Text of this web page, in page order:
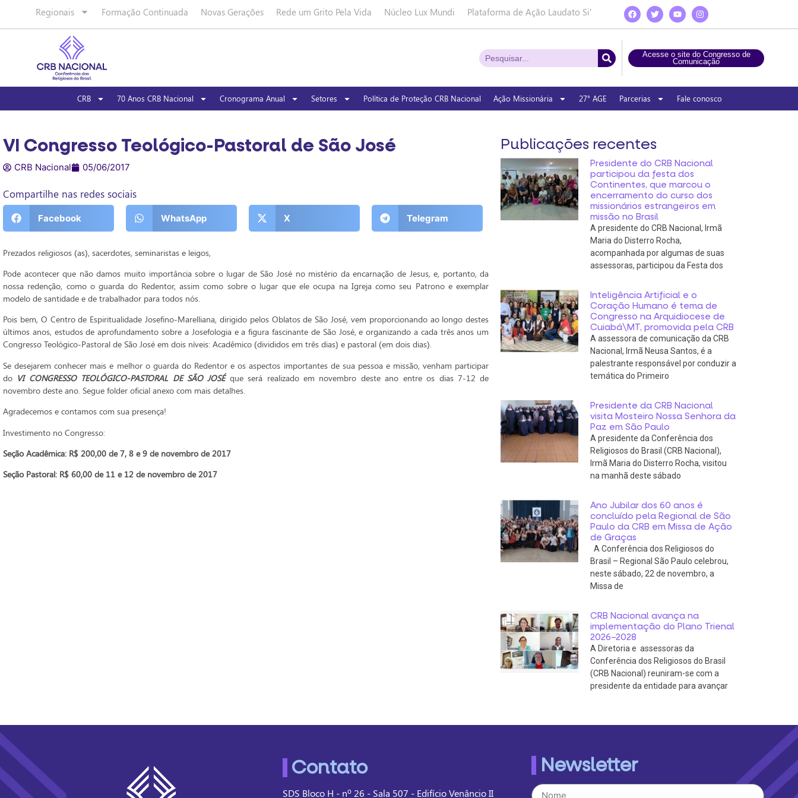
Regionais Formação Continuada Novas Gerações Rede um Grito Pela Vida Núcleo Lux Mundi Plataforma de Ação Laudato Si’
Acesse o site do Congresso de
Comunicação
CRB 70 Anos CRB Nacional Cronograma Anual Setores Política de Proteção CRB Nacional Ação Missionária 27° AGE Parcerias Fale conosco
VI Congresso Teológico-Pastoral de São José
CRB Nacional 05/06/2017
Compartilhe nas redes sociais
Facebook WhatsApp X Telegram
Prezados religiosos (as), sacerdotes, seminaristas e leigos,
Pode acontecer que não damos muito importância sobre o lugar de São José no mistério da encarnação de Jesus, e, portanto, da
nossa redenção, como o guarda do Redentor, assim como sobre o lugar que ele ocupa na Igreja como seu Patrono e exemplar
modelo de santidade e de trabalhador para todos nós.
Pois bem, O Centro de Espiritualidade Josefino-Marelliana, dirigido pelos Oblatos de São José, vem proporcionando ao longo destes
últimos anos, estudos de aprofundamento sobre a Josefologia e a figura fascinante de São José, e organizando a cada três anos um
Congresso Teológico-Pastoral de São José em dois níveis: Acadêmico (divididos em três dias) e pastoral (em dois dias).
Se desejarem conhecer mais e melhor o guarda do Redentor e os aspectos importantes de sua pessoa e missão, venham participar
do VI CONGRESSO TEOLÓGICO-PASTORAL DE SÃO JOSÉque será realizado em novembro deste ano entre os dias 7-12 de
novembro deste ano. Segue folder oficial anexo com mais detalhes.
Agradecemos e contamos com sua presença!
Investimento no Congresso:
Seção Acadêmica: R$ 200,00 de 7, 8 e 9 de novembro de 2017
Seção Pastoral: R$ 60,00 de 11 e 12 de novembro de 2017
Publicações recentes
Presidente do CRB Nacional
participou da festa dos
Continentes, que marcou o
encerramento do curso dos
missionários estrangeiros em
missão no Brasil
A presidente do CRB Nacional, Irmã
Maria do Disterro Rocha,
acompanhada por algumas de suas
assessoras, participou da Festa dos
Inteligência Artificial e o
Coração Humano é tema de
Congresso na Arquidiocese de
Cuiabá\MT, promovida pela CRB
A assessora de comunicação da CRB
Nacional, Irmã Neusa Santos, é a
palestrante responsável por conduzir a
temática do Primeiro
Presidente da CRB Nacional
visita Mosteiro Nossa Senhora da
Paz em São Paulo
A presidente da Conferência dos
Religiosos do Brasil (CRB Nacional),
Irmã Maria do Disterro Rocha, visitou
na manhã deste sábado
Ano Jubilar dos 60 anos é
concluído pela Regional de São
Paulo da CRB em Missa de Ação
de Graças
A Conferência dos Religiosos do
Brasil – Regional São Paulo celebrou,
neste sábado, 22 de novembro, a
Missa de
CRB Nacional avança na
implementação do Plano Trienal
2026–2028
A Diretoria e assessoras da
Conferência dos Religiosos do Brasil
(CRB Nacional) reuniram-se com a
presidente da entidade para avançar
Contato
SDS Bloco H - nº 26 - Sala 507 - Edifício Venâncio II
Newsletter